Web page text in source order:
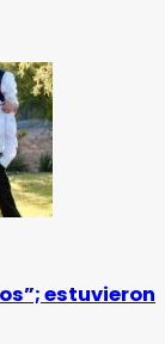
estuvieron